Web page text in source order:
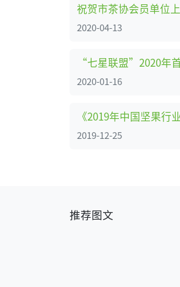
2020-04-13
2020-01-16
《2019年中国坚果行
2019-12-25
推荐图文